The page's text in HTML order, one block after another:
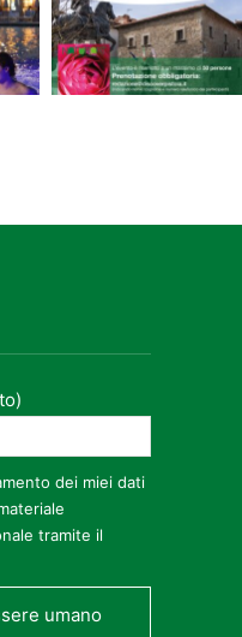
dei miei dati
tramite il
umano